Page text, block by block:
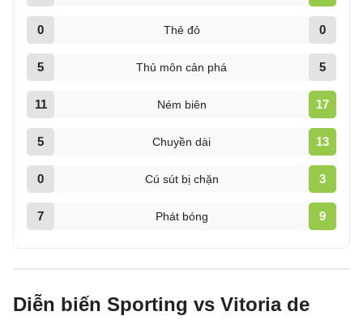
0 Thẻ đỏ 0
5 Thủ môn cản phá 5
11 Ném biên 17
5 Chuyền dài 13
0 Cú sút bị chặn 3
7 Phát bóng 9
Diễn biến Sporting vs Vitoria de